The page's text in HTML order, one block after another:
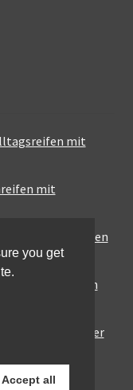
mit
mit
Touring-Reifen
für den urbanen
Optik mit solider
you get
Accept all